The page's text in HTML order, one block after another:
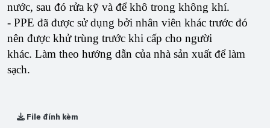
nước, sau đó rửa kỹ và để khô trong không khí.
- PPE đã được sử dụng bởi nhân viên khác trước đó
nên được khử trùng trước khi cấp cho người
khác. Làm theo hướng dẫn của nhà sản xuất để làm
sạch.
File đính kèm